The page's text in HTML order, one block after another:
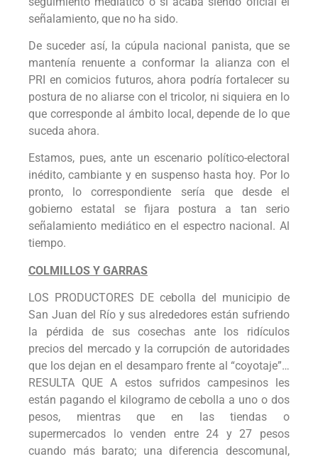
señalamiento, que no ha sido.
De suceder así, la cúpula nacional panista, que se
mantenía renuente a conformar la alianza con el
PRI en comicios futuros, ahora podría fortalecer su
postura de no aliarse con el tricolor, ni siquiera en lo
que corresponde al ámbito local, depende de lo que
suceda ahora.
Estamos, pues, ante un escenario político-electoral
inédito, cambiante y en suspenso hasta hoy. Por lo
pronto, lo correspondiente sería que desde el
gobierno estatal se fijara postura a tan serio
señalamiento mediático en el espectro nacional. Al
tiempo.
COLMILLOS Y GARRAS
LOS PRODUCTORES DE cebolla del municipio de
San Juan del Río y sus alrededores están sufriendo
la pérdida de sus cosechas ante los ridículos
precios del mercado y la corrupción de autoridades
que los dejan en el desamparo frente al “coyotaje”…
RESULTA QUE A estos sufridos campesinos les
están pagando el kilogramo de cebolla a uno o dos
pesos, mientras que en las tiendas o
supermercados lo venden entre 24 y 27 pesos
cuando más barato; una diferencia descomunal,